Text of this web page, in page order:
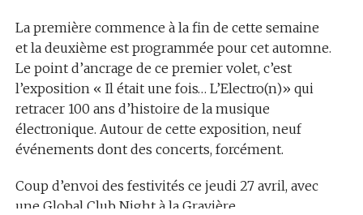
La première commence à la fin de cette semaine
et la deuxième est programmée pour cet automne.
Le point d’ancrage de ce premier volet, c’est
l’exposition « Il était une fois… L’Electro(n)» qui
retracer 100 ans d’histoire de la musique
électronique. Autour de cette exposition, neuf
événements dont des concerts, forcément.
Coup d’envoi des festivités ce jeudi 27 avril, avec
une Global Club Night à la Gravière.